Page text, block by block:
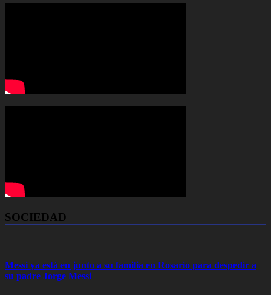
SOCIEDAD
Messi ya está en junto a su familia en Rosario para despedir a
su padre Jorge Messi